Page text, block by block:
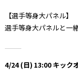
【選手等身大パネル】
選手等身大パネルと一
4/24 (日) 13:00 キック